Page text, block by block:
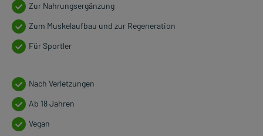
Zur Nahrungsergänzung
Zum Muskelaufbau und zur Regeneration
Für Sportler
Nach Verletzungen
Ab 18 Jahren
Vegan